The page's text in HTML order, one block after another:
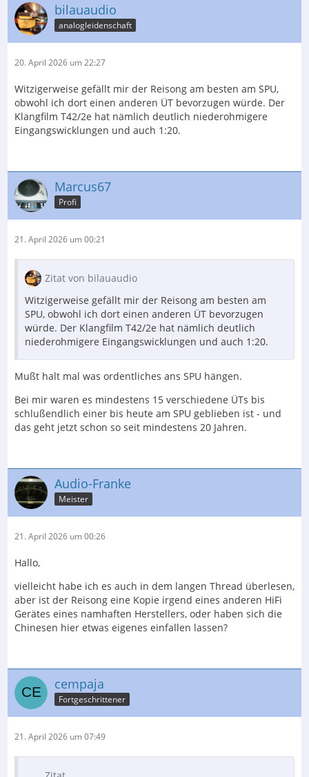
bilauaudio
analogleidenschaft
20. April 2026 um 22:27
Witzigerweise gefällt mir der Reisong am besten am SPU,
obwohl ich dort einen anderen ÜT bevorzugen würde. Der
Klangfilm T42/2e hat nämlich deutlich niederohmigere
Eingangswicklungen und auch 1:20.
Marcus67
Profi
21. April 2026 um 00:21
Zitat von bilauaudio
Witzigerweise gefällt mir der Reisong am besten am
SPU, obwohl ich dort einen anderen ÜT bevorzugen
würde. Der Klangfilm T42/2e hat nämlich deutlich
niederohmigere Eingangswicklungen und auch 1:20.
Mußt halt mal was ordentliches ans SPU hängen.
Bei mir waren es mindestens 15 verschiedene ÜTs bis
schlußendlich einer bis heute am SPU geblieben ist - und
das geht jetzt schon so seit mindestens 20 Jahren.
Audio-Franke
Meister
21. April 2026 um 00:26
Hallo,
vielleicht habe ich es auch in dem langen Thread überlesen,
aber ist der Reisong eine Kopie irgend eines anderen HiFi
Gerätes eines namhaften Herstellers, oder haben sich die
Chinesen hier etwas eigenes einfallen lassen?
cempaja
Fortgeschrittener
21. April 2026 um 07:49